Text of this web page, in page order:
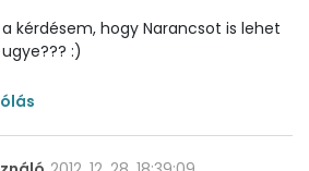
32 micro
a kérdésem, hogy Narancsot is lehet
:)